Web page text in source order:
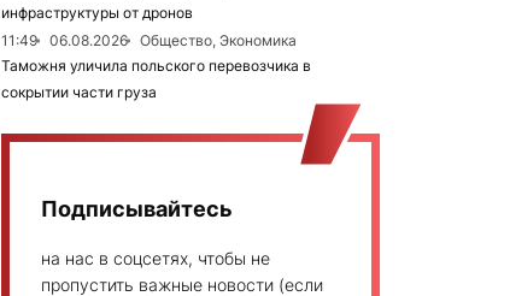
инфраструктуры от дронов
11:49
06.08.2026
Общество, Экономика
Таможня уличила польского перевозчика в
сокрытии части груза
Подписывайтесь
на нас в соцсетях, чтобы не
пропустить важные новости (если